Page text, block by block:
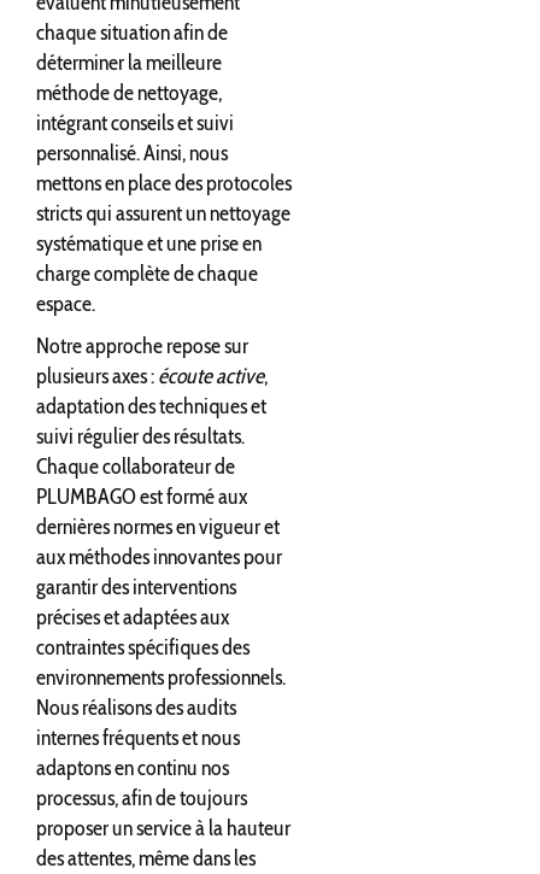
chaque situation afin de
déterminer la meilleure
méthode de nettoyage,
intégrant conseils et suivi
personnalisé. Ainsi, nous
mettons en place des protocoles
stricts qui assurent un nettoyage
systématique et une prise en
charge complète de chaque
espace.
Notre approche repose sur
plusieurs axes :écoute active,
adaptation des techniques et
suivi régulier des résultats.
Chaque collaborateur de
PLUMBAGO est formé aux
dernières normes en vigueur et
aux méthodes innovantes pour
garantir des interventions
précises et adaptées aux
contraintes spécifiques des
environnements professionnels.
Nous réalisons des audits
internes fréquents et nous
adaptons en continu nos
processus, afin de toujours
proposer un service à la hauteur
des attentes, même dans les